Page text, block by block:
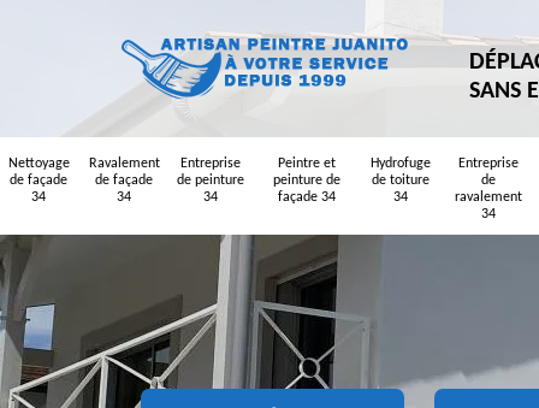
SANS
Nettoyage
de façade
34
Ravalement
de façade
34
Entreprise
de peinture
34
Peintre et
peinture de
façade 34
Hydrofuge
de toiture
34
Entreprise
de
ravalement
34